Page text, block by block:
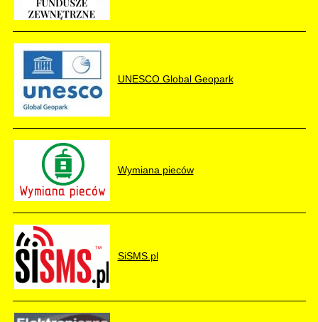
UNESCO Global Geopark
Wymiana pieców
SiSMS.pl